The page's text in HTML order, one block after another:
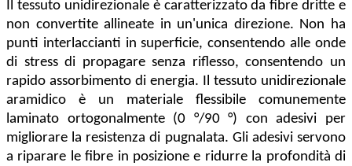
Il tessuto unidirezionale è caratterizzato da fibre dritte e
non convertite allineate in un'unica direzione. Non ha
punti interlaccianti in superficie, consentendo alle onde
di stress di propagare senza riflesso, consentendo un
rapido assorbimento di energia. Il tessuto unidirezionale
aramidico è un materiale flessibile comunemente
laminato ortogonalmente (0 °/90 °) con adesivi per
migliorare la resistenza di pugnalata. Gli adesivi servono
a riparare le fibre in posizione e ridurre la profondità di